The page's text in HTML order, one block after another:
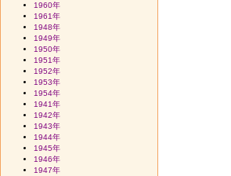
1960年
1961年
1948年
1949年
1950年
1951年
1952年
1953年
1954年
1941年
1942年
1943年
1944年
1945年
1946年
1947年